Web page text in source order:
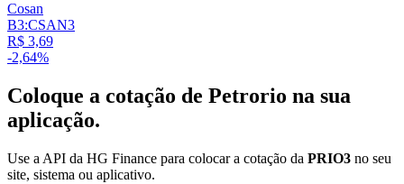
Cosan
B3:CSAN3
R$ 3,69
-2,64%
Coloque a cotação de Petrorio na sua
aplicação.
Use a API da HG Finance para colocar a cotação da PRIO3 no seu
site, sistema ou aplicativo.